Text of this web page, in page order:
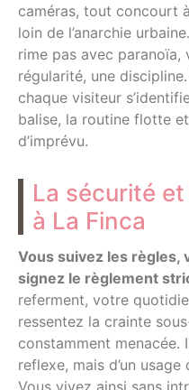
caméras, tout concourt
loin de l’anarchie
rime pas avec
régularité, une
chaque visiteur
balise, la routine flotte
d’imprévu.
La sécurité
à La Finca
Vous suivez les règles,
signez le règlement
referment, votre
ressentez la crainte
constamment menacée.
reflexe, mais d’un